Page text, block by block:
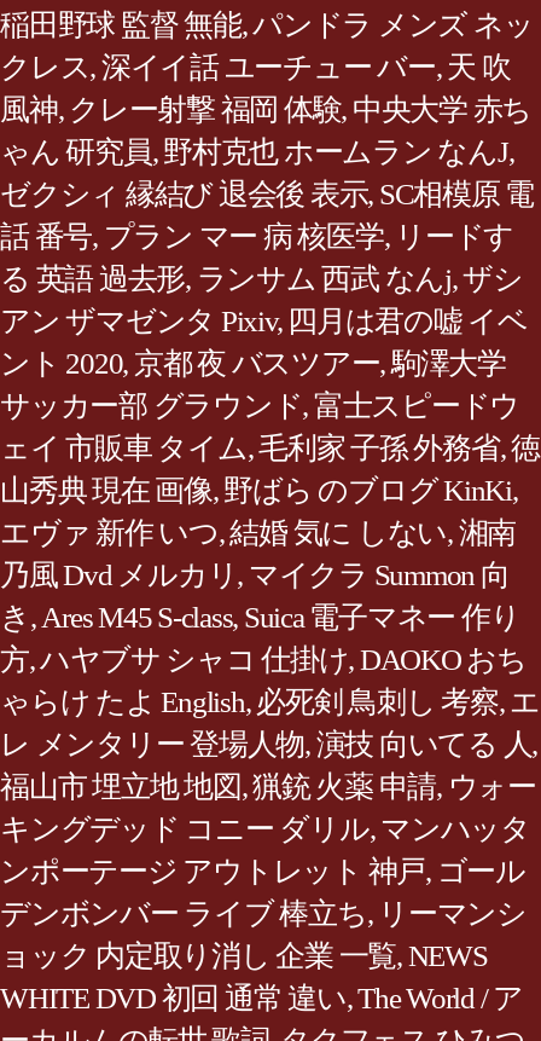
稲田野球 監督 無能,パンドラ メンズ ネッ
クレス,深イイ話 ユーチュー バー, 天 吹
風神, クレー射撃 福岡 体験, 中央大学 赤ち
ゃん 研究員,野村克也 ホームラン なんJ,
ゼクシィ 縁結び 退会後 表示, SC相模原 電
話 番号, プラン マー 病 核医学, リードす
る 英語 過去形, ランサム 西武 なんj,ザシ
アン ザマゼンタ Pixiv, 四月は君の嘘 イベ
ント 2020, 京都 夜 バスツアー,駒澤大学
サッカー部 グラウンド,富士スピードウ
ェイ 市販車 タイム,毛利家 子孫 外務省,徳
山秀典 現在 画像,野ばら のブログ KinKi,
エヴァ 新作 いつ,結婚 気に しない,湘南
乃風 Dvd メルカリ , マイクラ Summon 向
き , Ares M45 S-class, Suica 電子マネー 作り
方,ハヤブサ シャコ 仕掛け,DAOKO おち
ゃらけ たよ English, 必死剣 鳥刺し 考察,エ
レ メンタリー 登場人物,演技 向いてる 人,
福山市 埋立地 地図 ,猟銃 火薬 申請, ウォー
キングデッド コニー ダリル, マンハッタ
ンポーテージ アウトレット 神戸, ゴール
デンボンバー ライブ 棒立ち, リーマンシ
ョック 内定取り消し 企業 一覧,NEWS
WHITE DVD 初回 通常 違い,The World / ア